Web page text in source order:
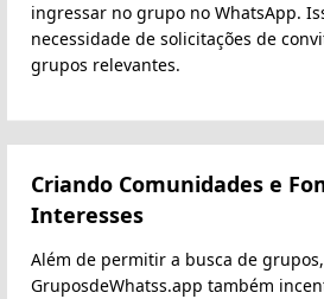
ingressar no grupo no WhatsApp.
necessidade de solicitações de
grupos relevantes.
Criando Comunidades e
Interesses
Além de permitir a busca de
GruposdeWhatss.app também